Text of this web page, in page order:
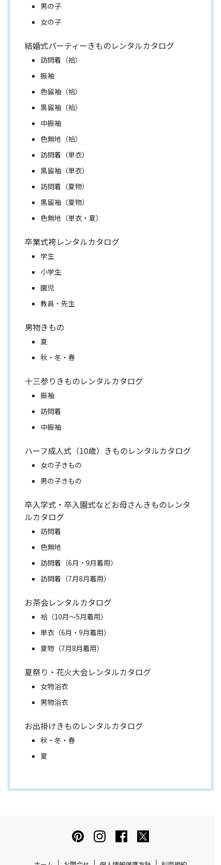
男の子
女の子
結婚式パーティーきものレンタルカタログ
訪問着（袷）
振袖
色留袖（袷）
黒留袖（袷）
中振袖
色無地（袷）
訪問着（単衣）
黒留袖（単衣）
訪問着（夏物）
黒留袖（夏物）
色無地（単衣・夏）
卒業式袴レンタルカタログ
学生
小学生
園児
教員・先生
男物きもの
夏
秋・冬・春
十三参りきものレンタルカタログ
振袖
訪問着
中振袖
ハーフ成人式（10歳）きものレンタルカタログ
女の子きもの
男の子きもの
卒入学式・卒入園式などお母さんきものレンタ
ルカタログ
訪問着
色無地
訪問着（6月・9月着用）
訪問着（7月8月着用）
お茶会レンタルカタログ
袷（10月～5月着用）
単衣（6月・9月着用）
夏物（7月8月着用）
夏祭り・花火大会レンタルカタログ
女物浴衣
男物浴衣
お出掛けきものレンタルカタログ
秋・冬・春
夏